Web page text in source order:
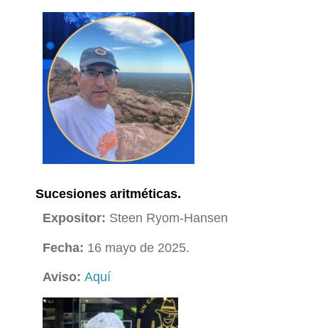
Sucesiones aritméticas.
Expositor: Steen Ryom-Hansen
Fecha: 16 mayo de 2025.
Aviso: Aquí